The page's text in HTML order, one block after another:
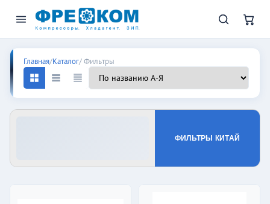
Фильтры-осушители для
Главная/Каталог/ Фильтры
ФИЛЬТРЫ КИТАЙ